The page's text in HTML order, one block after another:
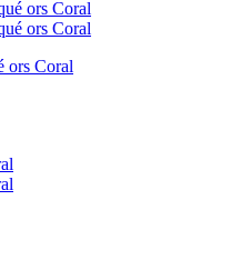
ors Coral